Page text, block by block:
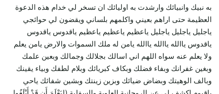
به نبيك وانبيائك وارشدت به اوليائك ان تسخر لي خدام هذه الدعوة
العظيمة حتى اراهم بعيني واكلمهم بلساني ويقضون لي حوائجي
ياجليل ياجليل ياجليل ياعظيم ياعظيم ياعظيم ياقدوس ياقدوس
ياقدوس ياالله ياالله ياالله يامن له ملك السموات والارض يامن يعلم
ولا يعلم عنه سواه اللهم اني اسالك بجلالك وجمالك وبعين علمك
وبغين غفرانك وبفاء فضلك وبكاف كبريائك وبلام لطفك وبياء يقينك
وبالف الوهيتك وبضاض ضيائك وبزين زينتك وبشين شفائك ياحي